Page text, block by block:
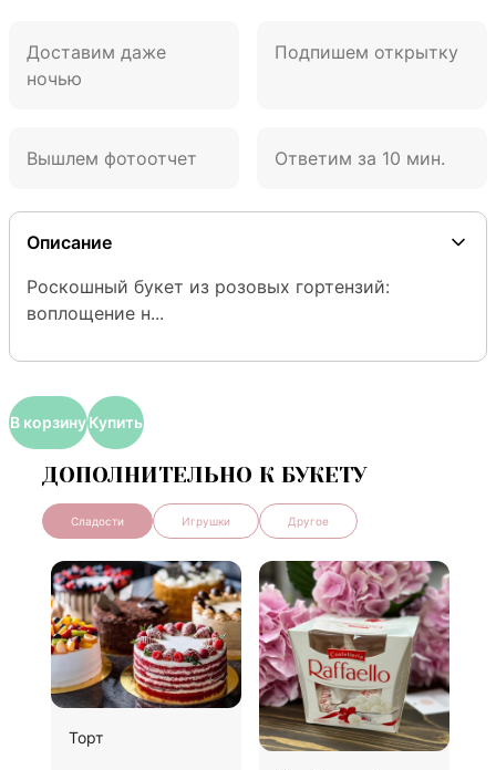
Доставим даже
ночью
Подпишем открытку
Вышлем фотоотчет Ответим за 10 мин.
Описание
Роскошный букет из розовых гортензий:
воплощение н...
В корзинуКупить
ДОПОЛНИТЕЛЬНО К БУКЕТУ
Сладости Игрушки Другое
Торт